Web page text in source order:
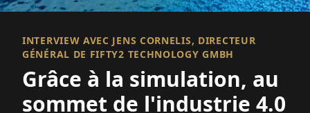
INTERVIEW AVEC JENS CORNELIS, DIRECTEUR
GÉNÉRAL DE FIFTY2 TECHNOLOGY GMBH
Grâce à la simulation, au
sommet de l'industrie 4.0